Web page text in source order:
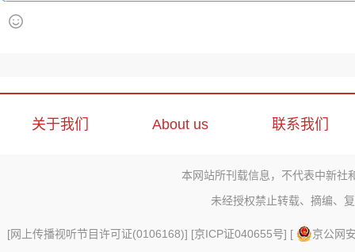
关于我们 About us 联系我们
本网站所刊载信息，不代表中新社
未经授权禁止转载、摘编、
[网上传播视听节目许可证(0106168)] [京ICP证040655号] [
京公网